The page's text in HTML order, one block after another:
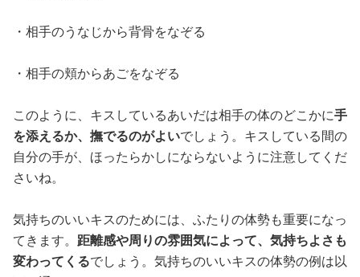
・相手のうなじから背骨をなぞる
・相手の頬からあごをなぞる
このように、キスしているあいだは相手の体のどこかに手
を添えるか、撫でるのがよいでしょう。キスしている間の
自分の手が、ほったらかしにならないように注意してくだ
さいね。
気持ちのいいキスのためには、ふたりの体勢も重要になっ
てきます。 距離感や周りの雰囲気によって、気持ちよさも
変わってくるでしょう。気持ちのいいキスの体勢の例は以